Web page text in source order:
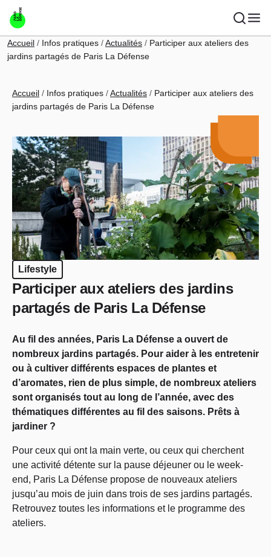
Aller au contenu principal
Fil d'Ariane
Accueil Infos pratiques Actualités
Participer aux ateliers des
jardins partagés de Paris La Défense
Fil d'Ariane
Accueil Infos pratiques Actualités
Participer aux ateliers des
jardins partagés de Paris La Défense
Lifestyle
Participer aux ateliers des jardins
partagés de Paris La Défense
Au fil des années, Paris La Défense a ouvert de
nombreux jardins partagés. Pour aider à les entretenir
ou à cultiver différents espaces de plantes et
d’aromates, rien de plus simple, de nombreux ateliers
sont organisés tout au long de l’année, avec des
thématiques différentes au fil des saisons. Prêts à
jardiner ?
Pour ceux qui ont la main verte, ou ceux qui cherchent
une activité détente sur la pause déjeuner ou le week-
end, Paris La Défense propose de nouveaux ateliers
jusqu’au mois de juin dans trois de ses jardins partagés.
Retrouvez toutes les informations et le programme des
ateliers.